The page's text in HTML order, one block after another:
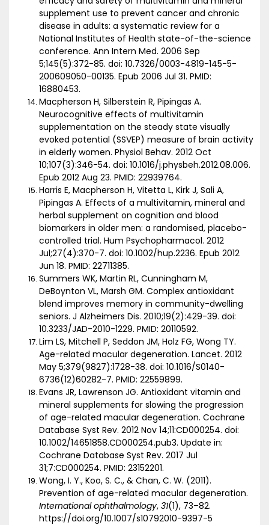
supplement use to prevent cancer and chronic
disease in adults: a systematic review for a
National Institutes of Health state-of-the-science
conference. Ann Intern Med. 2006 Sep
5;145(5):372-85. doi: 10.7326/0003-4819-145-5-
200609050-00135. Epub 2006 Jul 31. PMID:
16880453.
Macpherson H, Silberstein R, Pipingas A.
Neurocognitive effects of multivitamin
supplementation on the steady state visually
evoked potential (SSVEP) measure of brain activity
in elderly women. Physiol Behav. 2012 Oct
10;107(3):346-54. doi: 10.1016/j.physbeh.2012.08.006.
Epub 2012 Aug 23. PMID: 22939764.
Harris E, Macpherson H, Vitetta L, Kirk J, Sali A,
Pipingas A. Effects of a multivitamin, mineral and
herbal supplement on cognition and blood
biomarkers in older men: a randomised, placebo-
controlled trial. Hum Psychopharmacol. 2012
Jul;27(4):370-7. doi: 10.1002/hup.2236. Epub 2012
Jun 18. PMID: 22711385.
Summers WK, Martin RL, Cunningham M,
DeBoynton VL, Marsh GM. Complex antioxidant
blend improves memory in community-dwelling
seniors. J Alzheimers Dis. 2010;19(2):429-39. doi:
10.3233/JAD-2010-1229. PMID: 20110592.
Lim LS, Mitchell P, Seddon JM, Holz FG, Wong TY.
Age-related macular degeneration. Lancet. 2012
May 5;379(9827):1728-38. doi: 10.1016/S0140-
6736(12)60282-7. PMID: 22559899.
Evans JR, Lawrenson JG. Antioxidant vitamin and
mineral supplements for slowing the progression
of age-related macular degeneration. Cochrane
Database Syst Rev. 2012 Nov 14;11:CD000254. doi:
10.1002/14651858.CD000254.pub3. Update in:
Cochrane Database Syst Rev. 2017 Jul
31;7:CD000254. PMID: 23152201.
Wong, I. Y., Koo, S. C., & Chan, C. W. (2011).
Prevention of age-related macular degeneration.
International ophthalmology, 31(1), 73–82.
https://doi.org/10.1007/s10792010-9397-5